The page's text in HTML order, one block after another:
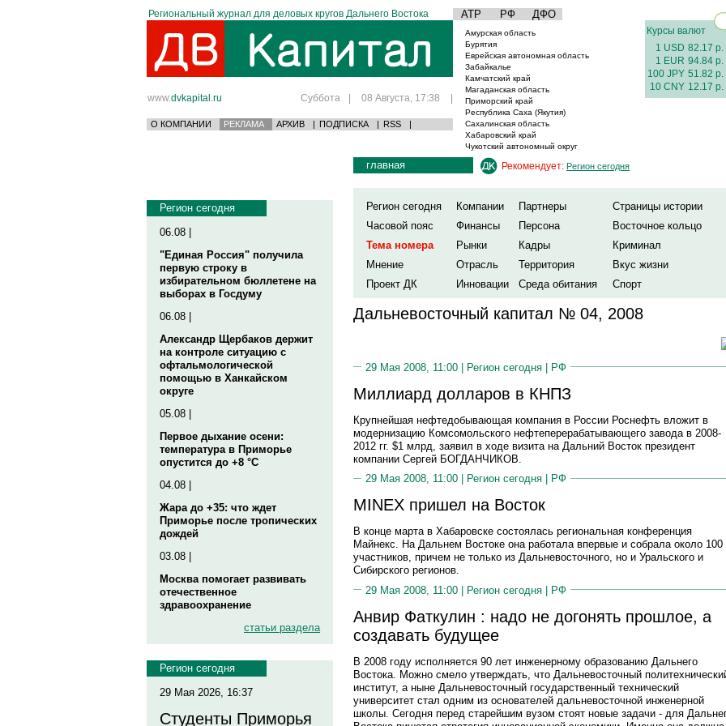
Региональный журнал для деловых кругов Дальнего Востока АТР РФ ДФО
www.dvkapital.ru Суббота | 08 Августа, 17:38 |
О КОМПАНИИ РЕКЛАМА АРХИВ | ПОДПИСКА | RSS |
Амурская область
Бурятия
Еврейская автономная область
Забайкалье
Камчатский край
Магаданская область
Приморский край
Республика Саха (Якутия)
Сахалинская область
Хабаровский край
Чукотский автономный округ
Курсы валют
1 USD 82.17 р.
1 EUR 94.84 р.
100 JPY 51.82 р.
10 CNY 12.17 р.
Регион сегодня
06.08 |
"Единая Россия" получила
первую строку в
избирательном бюллетене на
выборах в Госдуму
06.08 |
Александр Щербаков держит
на контроле ситуацию с
офтальмологической
помощью в Ханкайском
округе
05.08 |
Первое дыхание осени:
температура в Приморье
опустится до +8 °C
04.08 |
Жара до +35: что ждет
Приморье после тропических
дождей
03.08 |
Москва помогает развивать
отечественное
здравоохранение
статьи раздела
Регион сегодня
29 Мая 2026, 16:37
Студенты Приморья
главная Рекомендует: Регион сегодня
Регион сегодня Компании Партнеры
Страницы истории
Часовой пояс
Финансы Персона
Восточное кольцо
Тема номера
Рынки Кадры
Криминал
Мнение
Отрасль Территория
Вкус жизни
Проект ДК
Инновации Среда обитания Спорт
Дальневосточный капитал № 04, 2008
29 Мая 2008, 11:00 | Регион сегодня | РФ
Миллиард долларов в КНПЗ
Крупнейшая нефтедобывающая компания в России Роснефть вложит в
модернизацию Комсомольского нефтеперерабатывающего завода в 2008-
2012 гг. $1 млрд, заявил в ходе визита на Дальний Восток президент
компании Сергей БОГДАНЧИКОВ.
29 Мая 2008, 11:00 |
Регион сегодня РФ
MINEX пришел на Восток
В конце марта в Хабаровске состоялась региональная конференция
Майнекс. На Дальнем Востоке она работала впервые и собрала около 100
участников, причем не только из Дальневосточного, но и Уральского и
Сибирского регионов.
29 Мая 2008, 11:00 | Регион сегодня | РФ
Анвир Фаткулин : надо не догонять прошлое, а
создавать будущее
В 2008 году исполняется 90 лет инженерному образованию Дальнего
Востока. Можно смело утверждать, что Дальневосточный
институт, а ныне Дальневосточный государственный технический
университет стал одним из основателей дальневосточной инженерной
школы. Сегодня перед старейшим вузом стоят новые задачи - для